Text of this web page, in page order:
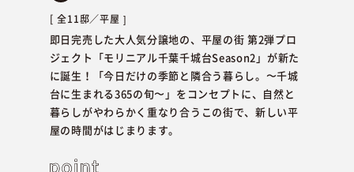
全11邸／平屋
即日完売した大人気分譲地の、平屋の街 第2弾プロ
ジェクト「モリニアル千葉千城台Season2」が新た
に誕生！「今日だけの季節と隣合う暮らし。〜千城
台に生まれる365の旬〜」をコンセプトに、自然と
暮らしがやわらかく重なり合うこの街で、新しい平
屋の時間がはじまります。